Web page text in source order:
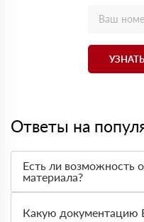
Ответы на
Есть ли возможность
материала?
оплата по факту
Какую документацию